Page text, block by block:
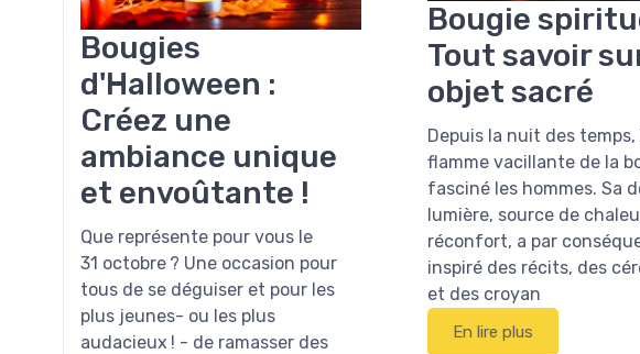
Bougies
d'Halloween :
Créez une
ambiance unique
et envoûtante !
Que représente pour vous le
31 octobre ? Une occasion pour
tous de se déguiser et pour les
plus jeunes- ou les plus
audacieux ! - de ramasser des
Bougie
Tout savoir
objet sacré
Depuis la nuit des temps,
flamme vacillante de la
fasciné les hommes. Sa
lumière, source de
réconfort, a par
inspiré des récits, des
et des croyan
En lire plus